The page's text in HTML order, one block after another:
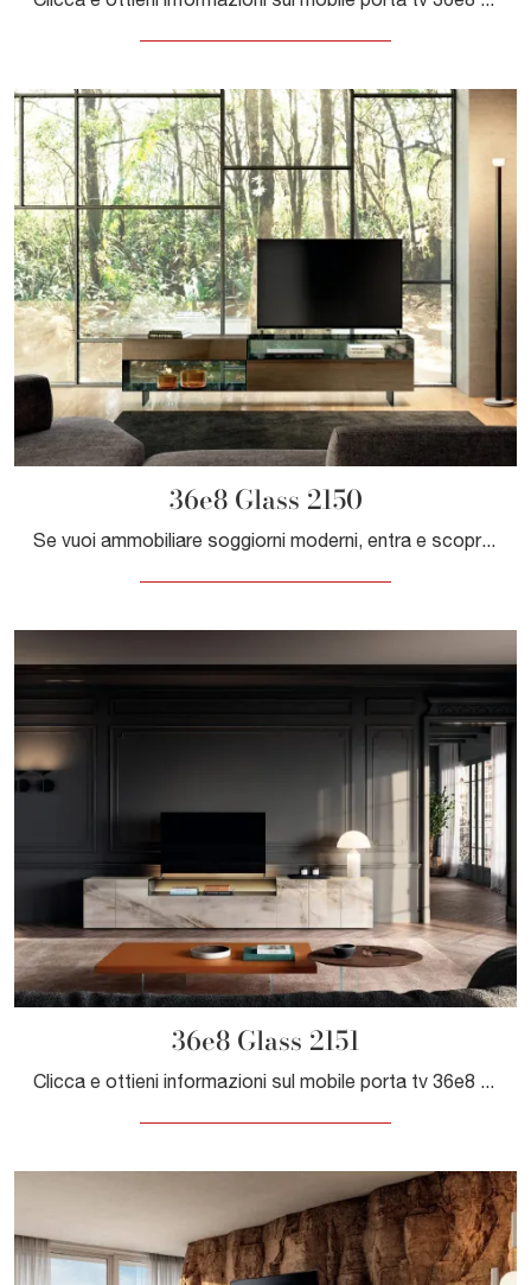
36e8 Glass 2150
Se vuoi ammobiliare soggiorni moderni, entra e scopri il mobile porta tv 36e8 Glass 2150 della marca Lago, fatto in vetro
36e8 Glass 2151